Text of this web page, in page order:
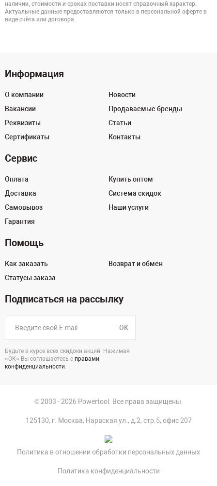
наличии, стоимости и сроках поставки носят справочный характер.
Актуальные данные предоставляются только в персональной оферте в
виде счёта или договора.
Информация
О компании
Вакансии
Реквизиты
Сертификаты
Новости
Продаваемые бренды
Статьи
Контакты
Сервис
Оплата
Доставка
Самовывоз
Гарантия
Купить оптом
Система скидок
Наши услуги
Помощь
Как заказать
Статусы заказа
Возврат и обмен
Подписаться на рассылку
OK
Будьте в курсе всех скидоки акций. Нажимая
«ОК» Вы соглашаетесь с правами
конфиденциальности.
© 2003 - 2026 Powertool. Все права защищены.
125130, г. Москва, Нарвская ул., д.2, стр.5, офис 207
Политика в отношении обработки персональных данных
Политика конфиденциальности